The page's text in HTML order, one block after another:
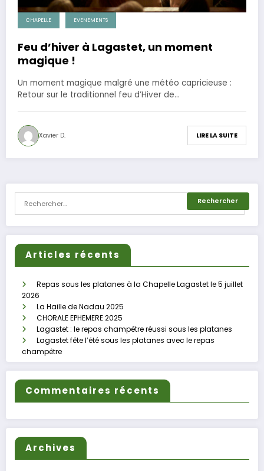
CHAPELLE EVENEMENTS
Feu d’hiver à Lagastet, un moment
magique !
Un moment magique malgré une météo capricieuse :
Retour sur le traditionnel feu d’Hiver de…
Xavier D. LIRE LA SUITE
Articles récents
Repas sous les platanes à la Chapelle Lagastet le 5 juillet
2026
La Haille de Nadau 2025
CHORALE EPHEMERE 2025
Lagastet : le repas champêtre réussi sous les platanes
Lagastet fête l’été sous les platanes avec le repas
champêtre
Commentaires récents
Archives